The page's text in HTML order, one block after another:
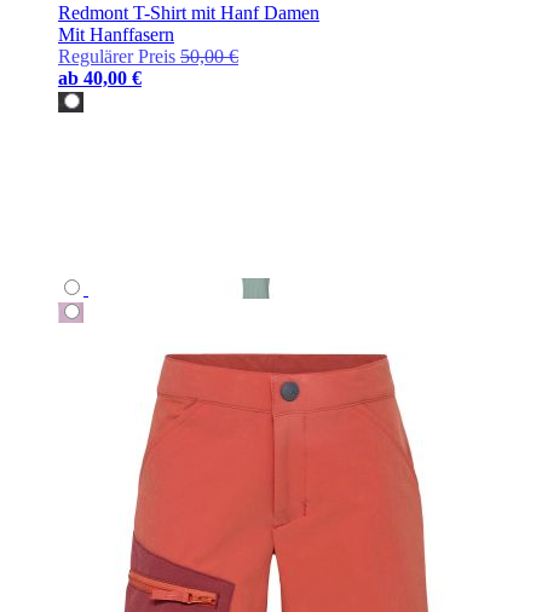
Redmont T-Shirt mit Hanf Damen
Mit Hanffasern
Regulärer Preis 50,00 €
ab 40,00 €